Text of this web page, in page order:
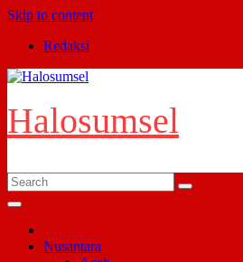
Skip to content
Redaksi
Halosumsel
Nusantara